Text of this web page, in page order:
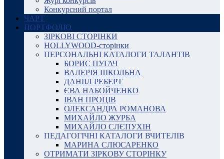
Конкурсний портал
ЧАРТ
ПОРТФОЛІО
ЗІРКОВІ СТОРІНКИ
HOLLYWOOD-сторінки
ПЕРСОНАЛЬНІ КАТАЛОГИ ТАЛАНТІВ
БОРИС ПУГАЧ
ВАЛЕРІЯ ШКОЛЬНА
ДАНІІЛ РЕБЕРТ
ЄВА НАБОЙЧЕНКО
ІВАН ПРОЦІВ
ОЛЕКСАНДРА РОМАНОВА
МИХАЙЛО ЖУРБА
МИХАЙЛО СЛЄПУХІН
ПЕДАГОГІЧНІ КАТАЛОГИ ВЧИТЕЛІВ
МАРИНА СЛЮСАРЕНКО
ОТРИМАТИ ЗІРКОВУ СТОРІНКУ